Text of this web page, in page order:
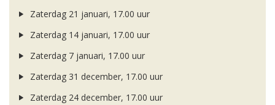
Zaterdag 21 januari, 17.00 uur
Zaterdag 14 januari, 17.00 uur
Zaterdag 7 januari, 17.00 uur
Zaterdag 31 december, 17.00 uur
Zaterdag 24 december, 17.00 uur